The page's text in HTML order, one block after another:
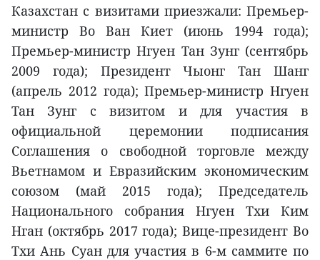
Казахстан с визитами приезжали: Премьер-
министр Во Ван Киет (июнь 1994 года);
Премьер-министр Нгуен Тан Зунг (сентябрь
2009 года); Президент Чыонг Тан Шанг
(апрель 2012 года); Премьер-министр Нгуен
Тан Зунг с визитом и для участия в
официальной церемонии подписания
Соглашения о свободной торговле между
Вьетнамом и Евразийским экономическим
союзом (май 2015 года); Председатель
Национального собрания Нгуен Тхи Ким
Нган (октябрь 2017 года); Вице-президент Во
Тхи Ань Суан для участия в 6-м саммите по